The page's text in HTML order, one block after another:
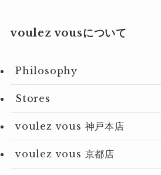
voulez vousについて
Philosophy
Stores
voulez vous 神戸本店
voulez vous 京都店